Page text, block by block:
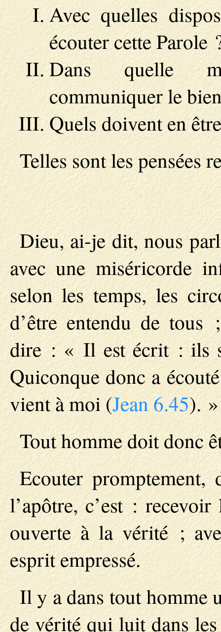
Avec quelles
écouter cette Parole
Dans quelle
communiquer le
Quels doivent en
Telles sont les pensées
Dieu, ai-je dit, nous
avec une miséricorde
selon les temps, les
d’être entendu de tous
dire : « Il est écrit : ils
Quiconque donc a
vient à moi (Jean 6.45). »
Tout homme doit donc
Ecouter promptement,
l’apôtre, c’est :
ouverte à la vérité ;
esprit empressé.
Il y a dans tout homme
de vérité qui luit dans